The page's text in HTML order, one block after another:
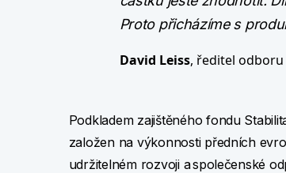
Proto přicházíme s
David Leiss, ředitel odboru
Podkladem zajištěného fondu
založen na výkonnosti předních
udržitelném rozvoji a společenské